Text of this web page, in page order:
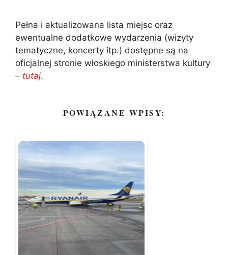
Pełna i aktualizowana lista miejsc oraz
ewentualne dodatkowe wydarzenia (wizyty
tematyczne, koncerty itp.) dostępne są na
oficjalnej stronie włoskiego ministerstwa kultury
– tutaj.
POWIĄZANE WPISY: